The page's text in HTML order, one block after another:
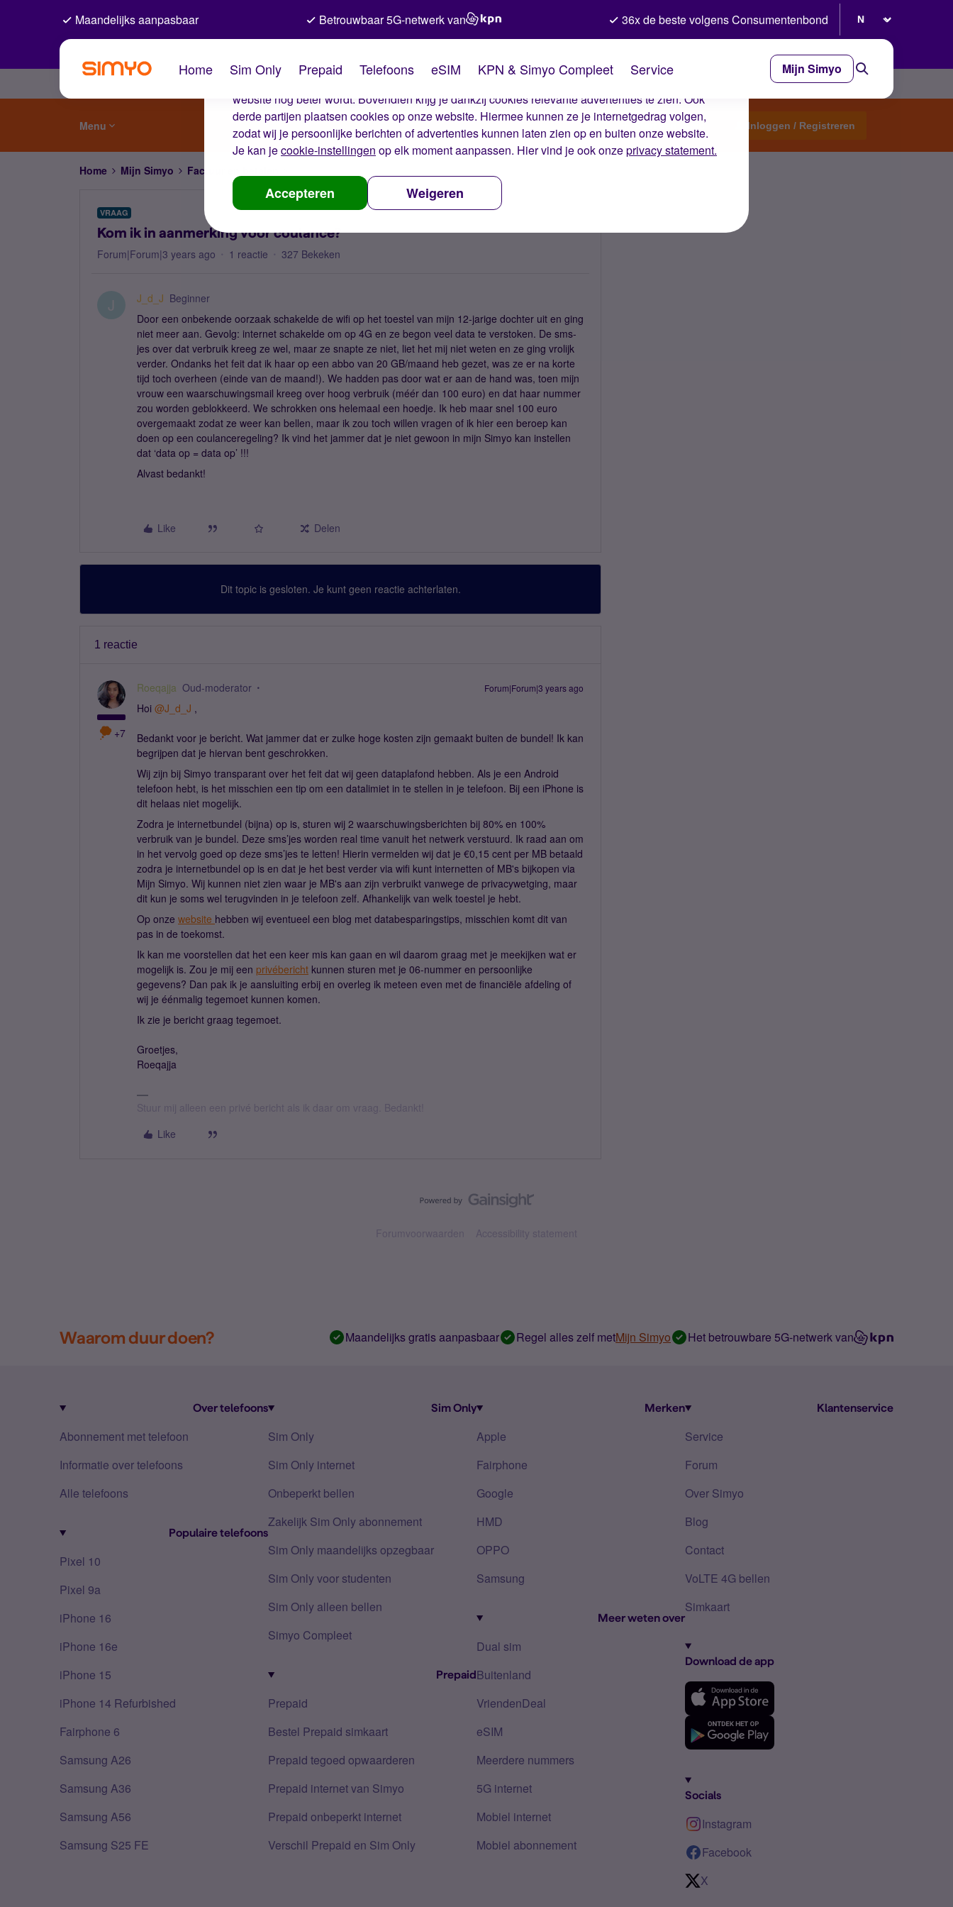
De cookies van Simyo
Wij gebruiken cookies op onze website. Met deze cookies zorgen wij ervoor dat je ervaring op de
website nog beter wordt. Bovendien krijg je dankzij cookies relevante advertenties te zien. Ook
derde partijen plaatsen cookies op onze website. Hiermee kunnen ze je internetgedrag volgen,
zodat wij je persoonlijke berichten of advertenties kunnen laten zien op en buiten onze website.
Je kan jecookie-instellingen op elk moment aanpassen. Hier vind je ook onzeprivacy statement.
Accepteren Weigeren
Maandelijks aanpasbaar Betrouwbaar 5G-netwerk van 36x de beste volgens Consumentenbond
Home Sim Only Prepaid Telefoons eSIM KPN & Simyo Compleet Service Mijn Simyo
Menu Start een topic Inloggen / Registreren
Home Mijn Simyo Factuur en betalen
VRAAG
Kom ik in aanmerking voor coulance?
Forum|Forum|3 years ago 1 reactie 327 Bekeken
J J_d_J Beginner
Door een onbekende oorzaak schakelde de wifi op het toestel van mijn 12-jarige dochter uit en ging
niet meer aan. Gevolg: internet schakelde om op 4G en ze begon veel data te verstoken. De sms-
jes over dat verbruik kreeg ze wel, maar ze snapte ze niet, liet het mij niet weten en ze ging vrolijk
verder. Ondanks het feit dat ik haar op een abbo van 20 GB/maand heb gezet, was ze er na korte
tijd toch overheen (einde van de maand!). We hadden pas door wat er aan de hand was, toen mijn
vrouw een waarschuwingsmail kreeg over hoog verbruik (méér dan 100 euro) en dat haar nummer
zou worden geblokkeerd. We schrokken ons helemaal een hoedje. Ik heb maar snel 100 euro
overgemaakt zodat ze weer kan bellen, maar ik zou toch willen vragen of ik hier een beroep kan
doen op een coulanceregeling? Ik vind het jammer dat je niet gewoon in mijn Simyo kan instellen
dat ‘data op = data op’ !!!
Alvast bedankt!
Like Delen
Dit topic is gesloten. Je kunt geen reactie achterlaten.
1 reactie
+7
Roeqajja Oud-moderator Forum|Forum|3 years ago
Hoi @J_d_J ,
Bedankt voor je bericht. Wat jammer dat er zulke hoge kosten zijn gemaakt buiten de bundel! Ik kan
begrijpen dat je hiervan bent geschrokken.
Wij zijn bij Simyo transparant over het feit dat wij geen dataplafond hebben. Als je een Android
telefoon hebt, is het misschien een tip om een datalimiet in te stellen in je telefoon. Bij een iPhone is
dit helaas niet mogelijk.
Zodra je internetbundel (bijna) op is, sturen wij 2 waarschuwingsberichten bij 80% en 100%
verbruik van je bundel. Deze sms’jes worden real time vanuit het netwerk verstuurd. Ik raad aan om
in het vervolg goed op deze sms’jes te letten! Hierin vermelden wij dat je €0,15 cent per MB betaald
zodra je internetbundel op is en dat je het best verder via wifi kunt internetten of MB's bijkopen via
Mijn Simyo. Wij kunnen niet zien waar je MB's aan zijn verbruikt vanwege de privacywetging, maar
dit kun je soms wel terugvinden in je telefoon zelf. Afhankelijk van welk toestel je hebt.
Op onze website hebben wij eventueel een blog met databesparingstips, misschien komt dit van
pas in de toekomst.
Ik kan me voorstellen dat het een keer mis kan gaan en wil daarom graag met je meekijken wat er
mogelijk is. Zou je mij een privébericht kunnen sturen met je 06-nummer en persoonlijke
gegevens? Dan pak ik je aansluiting erbij en overleg ik meteen even met de financiële afdeling of
wij je éénmalig tegemoet kunnen komen.
Ik zie je bericht graag tegemoet.
Groetjes,
Roeqajja
Stuur mij alleen een privé bericht als ik daar om vraag. Bedankt!
Like
Forumvoorwaarden Accessibility statement
Waarom duur doen? Maandelijks gratis aanpasbaar Regel alles zelf metMijn Simyo Het betrouwbare 5G-netwerk van
Over telefoons
Abonnement met telefoon
Informatie over telefoons
Alle telefoons
Populaire telefoons
Pixel 10
Pixel 9a
iPhone 16
iPhone 16e
iPhone 15
iPhone 14 Refurbished
Fairphone 6
Samsung A26
Samsung A36
Samsung A56
Samsung S25 FE
Sim Only
Sim Only
Sim Only internet
Onbeperkt bellen
Zakelijk Sim Only abonnement
Sim Only maandelijks opzegbaar
Sim Only voor studenten
Sim Only alleen bellen
Simyo Compleet
Prepaid
Prepaid
Bestel Prepaid simkaart
Prepaid tegoed opwaarderen
Prepaid internet van Simyo
Prepaid onbeperkt internet
Verschil Prepaid en Sim Only
Merken
Apple
Fairphone
Google
HMD
OPPO
Samsung
Meer weten over
Dual sim
Buitenland
VriendenDeal
eSIM
Meerdere nummers
5G internet
Mobiel internet
Mobiel abonnement
Klantenservice
Service
Forum
Over Simyo
Blog
Contact
VoLTE 4G bellen
Simkaart
Download de app
Socials
Instagram
Facebook
X